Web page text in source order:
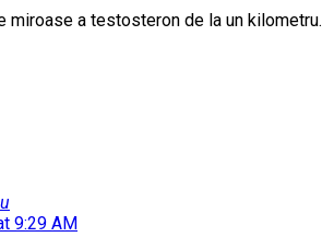
miroase a testosteron de la un kilometru.
9:29 AM